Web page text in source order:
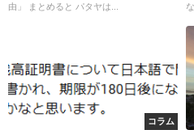
由」 まとめると パタヤは...
コラム